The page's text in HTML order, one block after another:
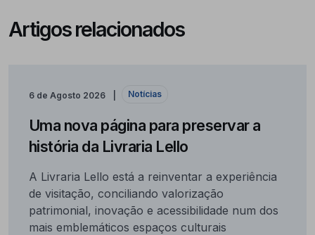
Artigos relacionados
6 de Agosto 2026 Notícias
Uma nova página para preservar a
história da Livraria Lello
A Livraria Lello está a reinventar a experiência
de visitação, conciliando valorização
patrimonial, inovação e acessibilidade num dos
mais emblemáticos espaços culturais